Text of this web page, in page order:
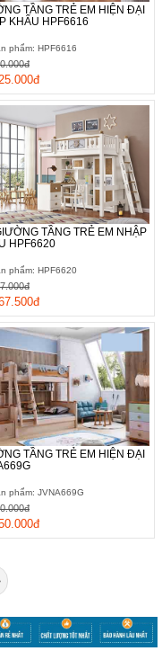
TẦNG TRẺ EM HIỆN ĐẠI
KHẨU HPF6616
phẩm: HPF6616
TẦNG TRẺ EM NHẬP
HPF6620
phẩm: HPF6620
TẦNG TRẺ EM HIỆN ĐẠI
phẩm: JVNA669G